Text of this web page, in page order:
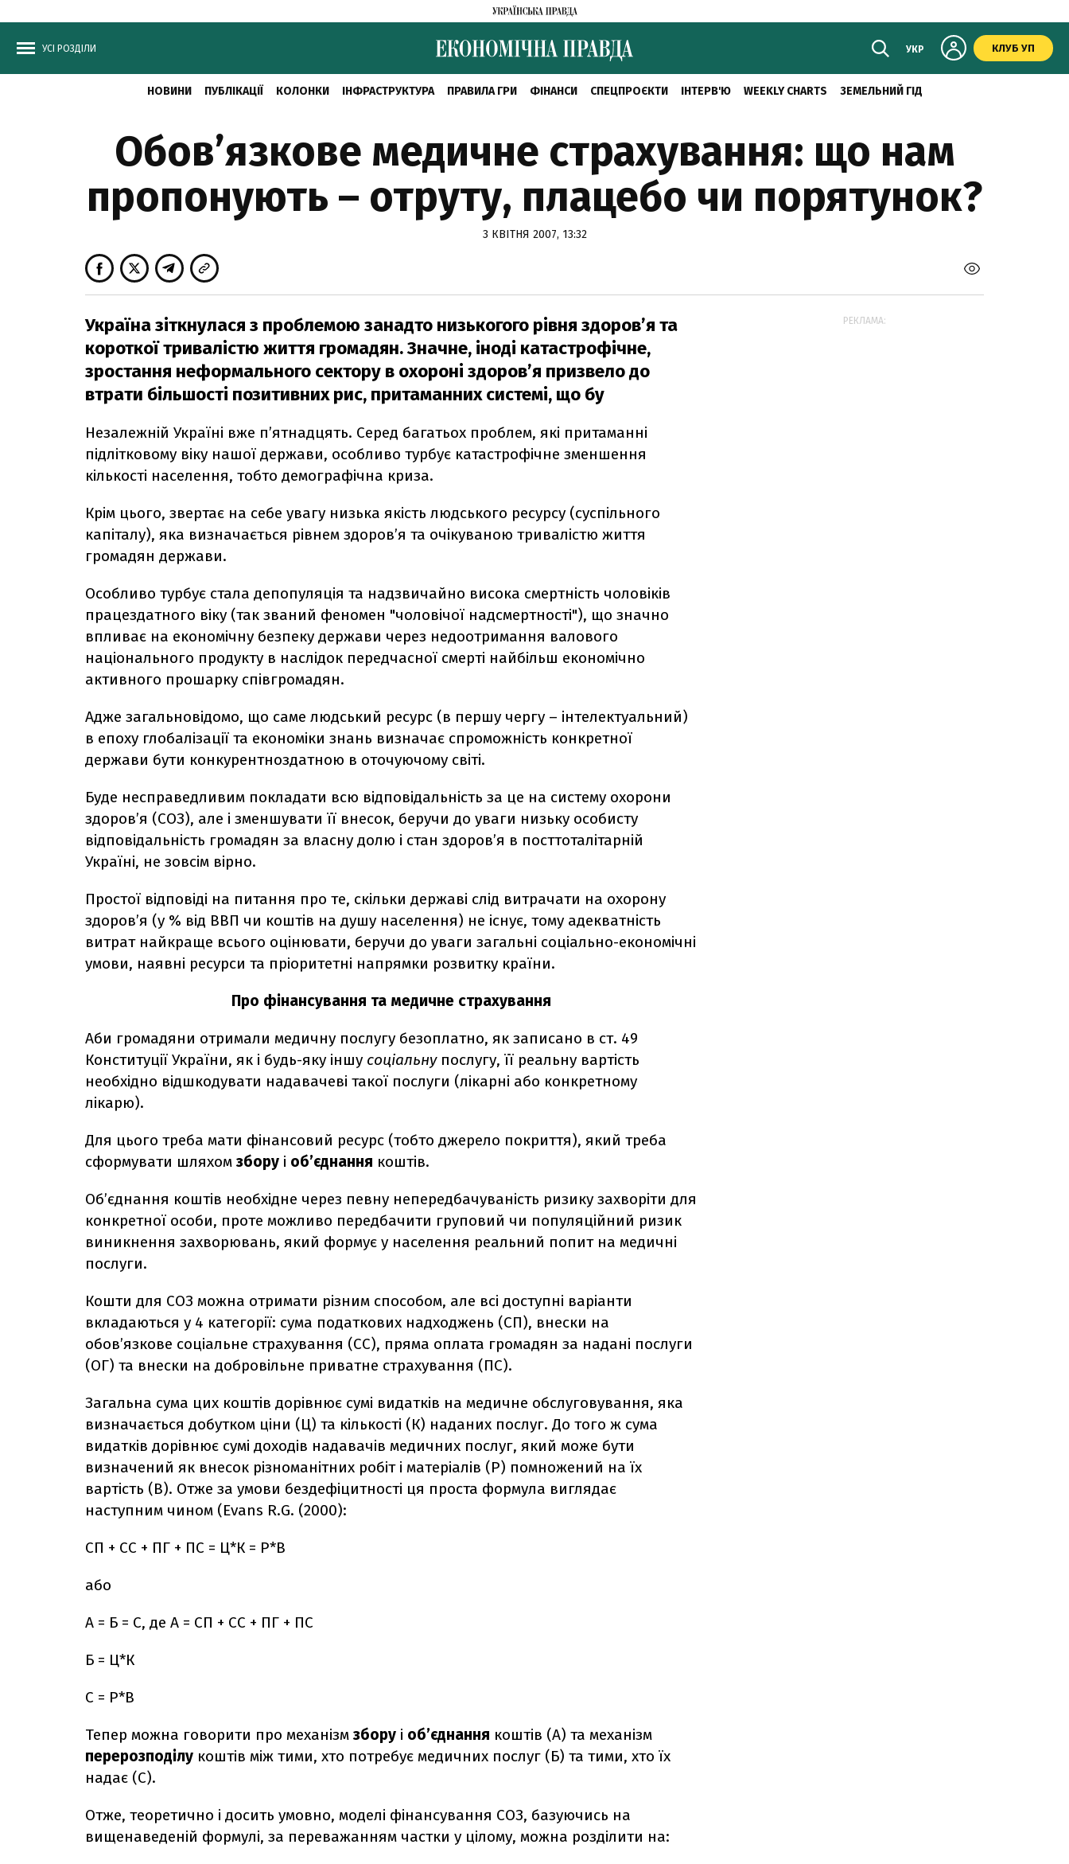
УСІ РОЗДІЛИ УКР КЛУБ УП
НОВИНИ ПУБЛІКАЦІЇ КОЛОНКИ ІНФРАСТРУКТУРА ПРАВИЛА ГРИ ФІНАНСИ СПЕЦПРОЄКТИ ІНТЕРВ'Ю WEEKLY CHARTS ЗЕМЕЛЬНИЙ ГІД
Обов’язкове медичне страхування: що нам
пропонують – отруту, плацебо чи порятунок?
3 КВІТНЯ 2007, 13:32
Україна зіткнулася з проблемою занадто низькогого рівня здоров’я та
короткої тривалістю життя громадян. Значне, іноді катастрофічне,
зростання неформального сектору в охороні здоров’я призвело до
втрати більшості позитивних рис, притаманних системі, що бу
Незалежній Україні вже п’ятнадцять. Серед багатьох проблем, які притаманні
підлітковому віку нашої держави, особливо турбує катастрофічне зменшення
кількості населення, тобто демографічна криза.
Крім цього, звертає на себе увагу низька якість людського ресурсу (суспільного
капіталу), яка визначається рівнем здоров’я та очікуваною тривалістю життя
громадян держави.
Особливо турбує стала депопуляція та надзвичайно висока смертність чоловіків
працездатного віку (так званий феномен "чоловічої надсмертності"), що значно
впливає на економічну безпеку держави через недоотримання валового
національного продукту в наслідок передчасної смерті найбільш економічно
активного прошарку співгромадян.
Адже загальновідомо, що саме людський ресурс (в першу чергу – інтелектуальний)
в епоху глобалізації та економіки знань визначає спроможність конкретної
держави бути конкурентноздатною в оточуючому світі.
Буде несправедливим покладати всю відповідальність за це на систему охорони
здоров’я (СОЗ), але і зменшувати її внесок, беручи до уваги низьку особисту
відповідальність громадян за власну долю і стан здоров’я в посттоталітарній
Україні, не зовсім вірно.
Простої відповіді на питання про те, скільки державі слід витрачати на охорону
здоров’я (у % від ВВП чи коштів на душу населення) не існує, тому адекватність
витрат найкраще всього оцінювати, беручи до уваги загальні соціально-економічні
умови, наявні ресурси та пріоритетні напрямки розвитку країни.
Про фінансування та медичне страхування
Аби громадяни отримали медичну послугу безоплатно, як записано в ст. 49
Конституції України, як і будь-яку іншу соціальнупослугу, її реальну вартість
необхідно відшкодувати надавачеві такої послуги (лікарні або конкретному
лікарю).
Для цього треба мати фінансовий ресурс (тобто джерело покриття), який треба
сформувати шляхом збору і об’єднання коштів.
Об’єднання коштів необхідне через певну непередбачуваність ризику захворіти для
конкретної особи, проте можливо передбачити груповий чи популяційний ризик
виникнення захворювань, який формує у населення реальний попит на медичні
послуги.
Кошти для СОЗ можна отримати різним способом, але всі доступні варіанти
вкладаються у 4 категорії: сума податкових надходжень (СП), внески на
обов’язкове соціальне страхування (СС), пряма оплата громадян за надані послуги
(ОГ) та внески на добровільне приватне страхування (ПС).
Загальна сума цих коштів дорівнює сумі видатків на медичне обслуговування, яка
визначається добутком ціни (Ц) та кількості (К) наданих послуг. До того ж сума
видатків дорівнює сумі доходів надавачів медичних послуг, який може бути
визначений як внесок різноманітних робіт і матеріалів (Р) помножений на їх
вартість (В). Отже за умови бездефіцитності ця проста формула виглядає
наступним чином (Evans R.G. (2000):
СП + СС + ПГ + ПС = Ц*К = Р*В
або
А = Б = С, де А = СП + СС + ПГ + ПС
Б = Ц*К
С = Р*В
Тепер можна говорити про механізм збору і об’єднання коштів (А) та механізм
перерозподілу коштів між тими, хто потребує медичних послуг (Б) та тими, хто їх
надає (С).
Отже, теоретично і досить умовно, моделі фінансування СОЗ, базуючись на
вищенаведеній формулі, за переважанням частки у цілому, можна розділити на:
РЕКЛАМА: